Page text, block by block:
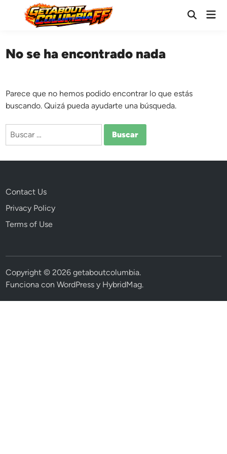
contenido
Abrir
No se ha encontrado nada
Parece que no hemos podido encontrar lo que estás
buscando. Quizá pueda ayudarte una búsqueda.
Buscar:
Contact Us
Privacy Policy
Terms of Use
Copyright © 2026getaboutcolumbia.
Funciona conWordPress y HybridMag.